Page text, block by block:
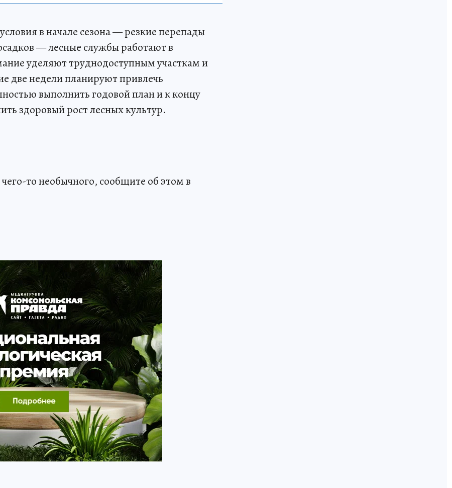
в начале сезона — резкие перепады
— лесные службы работают в
уделяют труднодоступным участкам и
недели планируют привлечь
выполнить годовой план и к концу
здоровый рост лесных культур.
то необычного, сообщите об этом в